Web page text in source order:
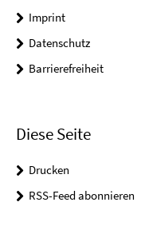
Imprint
Datenschutz
Barrierefreiheit
Diese Seite
Drucken
RSS-Feed abonnieren